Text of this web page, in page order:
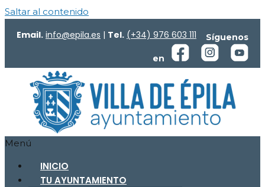
Saltar al contenido
Email. info@epila.es | Tel. (+34) 976 603 111
Síguenos
en
Menú
INICIO
TU AYUNTAMIENTO